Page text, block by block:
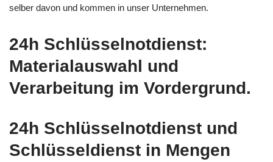
selber davon und kommen in unser Unternehmen.
24h Schlüsselnotdienst:
Materialauswahl und
Verarbeitung im Vordergrund.
24h Schlüsselnotdienst und
Schlüsseldienst in Mengen